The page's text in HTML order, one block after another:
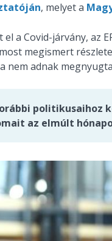
, melyet a
el a Covid-járvány, az
megismert
nem adnak
az elmúlt